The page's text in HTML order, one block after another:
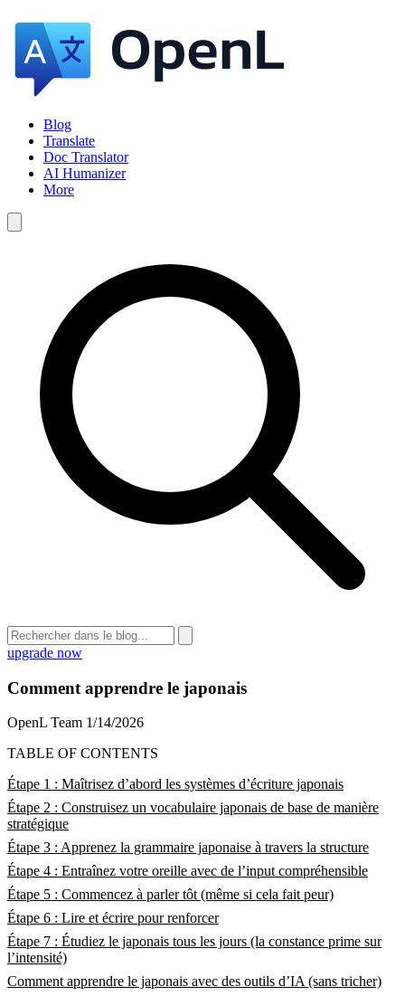
Blog
Translate
Doc Translator
AI Humanizer
More
upgrade now
Comment apprendre le japonais
OpenL Team 1/14/2026
TABLE OF CONTENTS
Étape 1 : Maîtrisez d’abord les systèmes d’écriture japonais
Étape 2 : Construisez un vocabulaire japonais de base de manière
stratégique
Étape 3 : Apprenez la grammaire japonaise à travers la structure
Étape 4 : Entraînez votre oreille avec de l’input compréhensible
Étape 5 : Commencez à parler tôt (même si cela fait peur)
Étape 6 : Lire et écrire pour renforcer
Étape 7 : Étudiez le japonais tous les jours (la constance prime sur
l’intensité)
Comment apprendre le japonais avec des outils d’IA (sans tricher)